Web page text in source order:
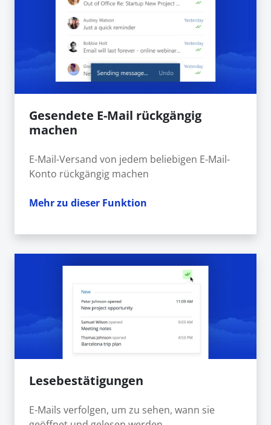
Gesendete E-Mail rückgängig
machen
E-Mail-Versand von jedem beliebigen E-Mail-
Konto rückgängig machen
Mehr zu dieser Funktion
Lesebestätigungen
E-Mails verfolgen, um zu sehen, wann sie